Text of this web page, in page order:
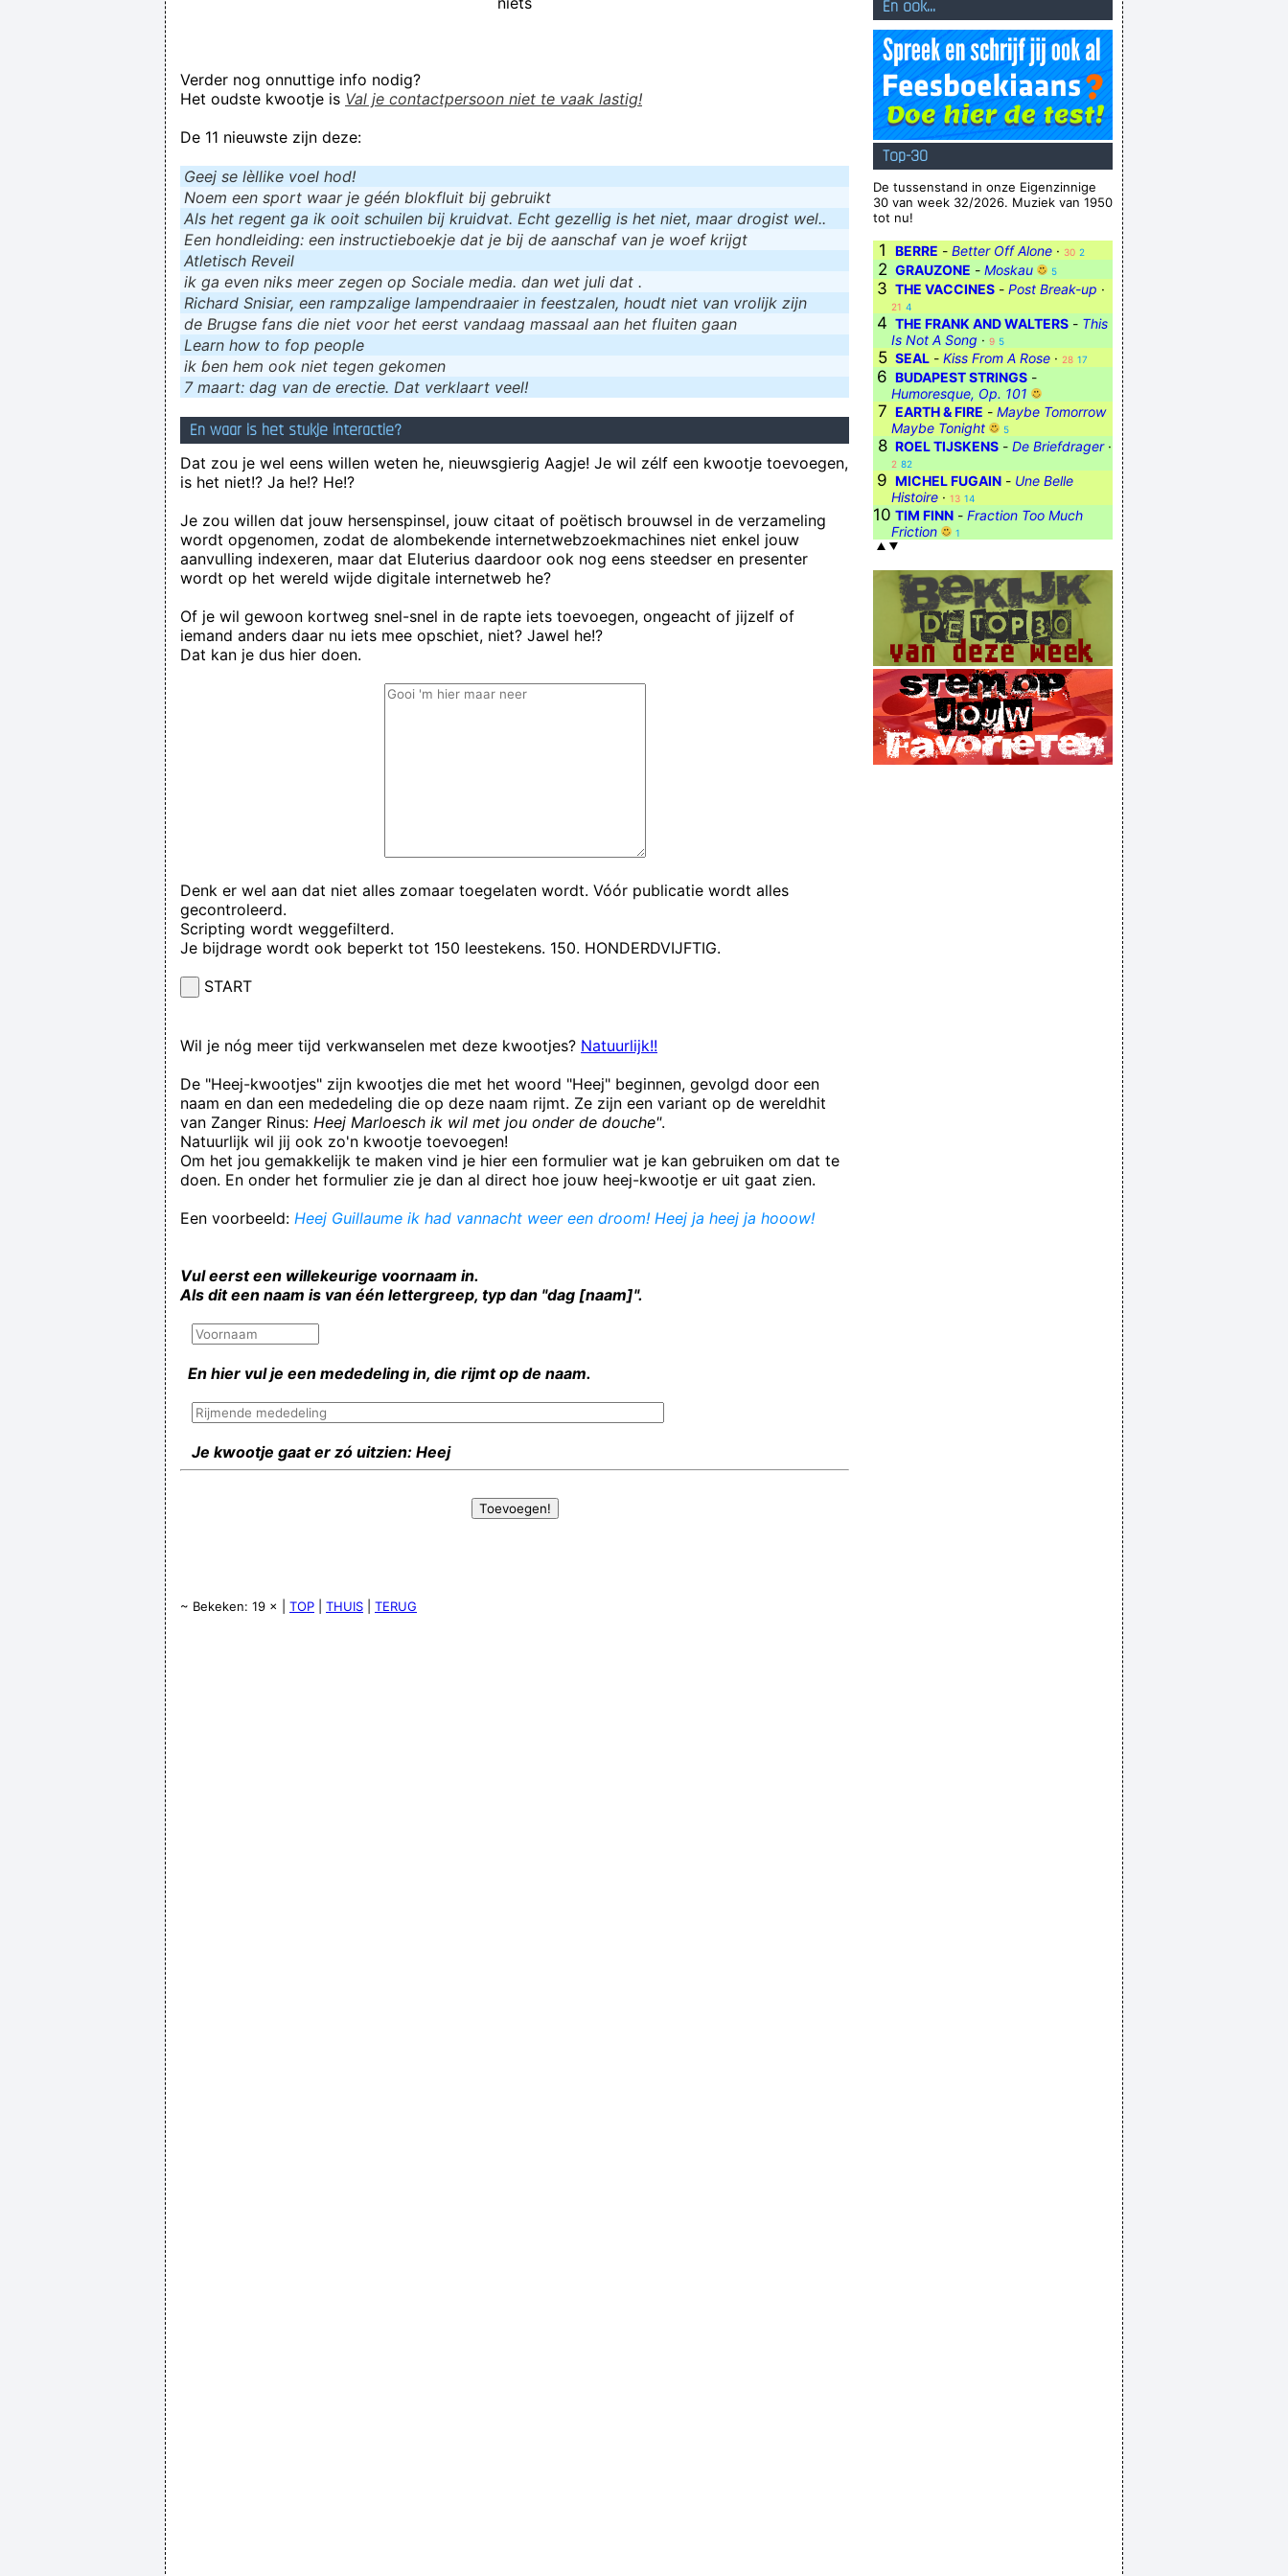
Verder nog onnuttige info nodig?
Het oudste kwootje is Val je contactpersoon niet te vaak lastig!
De 11 nieuwste zijn deze:
Geej se lèllike voel hod!
Noem een sport waar je géén blokfluit bij gebruikt
Als het regent ga ik ooit schuilen bij kruidvat. Echt gezellig is het niet, maar drogist wel..
Een hondleiding: een instructieboekje dat je bij de aanschaf van je woef krijgt
Atletisch Reveil
ik ga even niks meer zegen op Sociale media. dan wet juli dat .
Richard Snisiar, een rampzalige lampendraaier in feestzalen, houdt niet van vrolijk zijn
de Brugse fans die niet voor het eerst vandaag massaal aan het fluiten gaan
Learn how to fop people
ik ɓen hem ook niet tegen gekomen
7 maart: dag van de erectie. Dat verklaart veel!
En waar is het stukje interactie?
Dat zou je wel eens willen weten he, nieuwsgierig Aagje! Je wil zélf een kwootje toevoegen,
is het niet!? Ja he!? He!?
Je zou willen dat jouw hersenspinsel, jouw citaat of poëtisch brouwsel in de verzameling
wordt opgenomen, zodat de alombekende internetwebzoekmachines niet enkel jouw
aanvulling indexeren, maar dat Eluterius daardoor ook nog eens steedser en presenter
wordt op het wereld wijde digitale internetweb he?
Of je wil gewoon kortweg snel-snel in de rapte iets toevoegen, ongeacht of jijzelf of
iemand anders daar nu iets mee opschiet, niet? Jawel he!?
Dat kan je dus hier doen.
Denk er wel aan dat niet alles zomaar toegelaten wordt. Vóór publicatie wordt alles
gecontroleerd.
Scripting wordt weggefilterd.
Je bijdrage wordt ook beperkt tot 150 leestekens. 150. HONDERDVIJFTIG.
START
Wil je nóg meer tijd verkwanselen met deze kwootjes? Natuurlijk!!
De "Heej-kwootjes" zijn kwootjes die met het woord "Heej" beginnen, gevolgd door een
naam en dan een mededeling die op deze naam rijmt. Ze zijn een variant op de wereldhit
van Zanger Rinus: Heej Marloesch ik wil met jou onder de douche".
Natuurlijk wil jij ook zo'n kwootje toevoegen!
Om het jou gemakkelijk te maken vind je hier een formulier wat je kan gebruiken om dat te
doen. En onder het formulier zie je dan al direct hoe jouw heej-kwootje er uit gaat zien.
Een voorbeeld: Heej Guillaume ik had vannacht weer een droom! Heej ja heej ja hooow!
Vul eerst een willekeurige voornaam in.
Als dit een naam is van één lettergreep, typ dan "dag [naam]".
En hier vul je een mededeling in, die rijmt op de naam.
Je kwootje gaat er zó uitzien: Heej
~ Bekeken: 19 × | TOP THUIS TERUG
En ook...
Top-30
De tussenstand in onze Eigenzinnige
30 van week 32/2026. Muziek van 1950
tot nu!
1 BERRE - Better Off Alone · 30 2
2 GRAUZONE - Moskau 5
3 THE VACCINES - Post Break-up ·
21 4
4 THE FRANK AND WALTERS - This
Is Not A Song · 9 5
5 SEAL - Kiss From A Rose · 28 17
6 BUDAPEST STRINGS -
Humoresque, Op. 101
7 EARTH & FIRE - Maybe Tomorrow
Maybe Tonight
5
8 ROEL TIJSKENS - De Briefdrager·
2 82
9 MICHEL FUGAIN - Une Belle
Histoire · 13 14
10 TIM FINN - Fraction Too Much
Friction
1